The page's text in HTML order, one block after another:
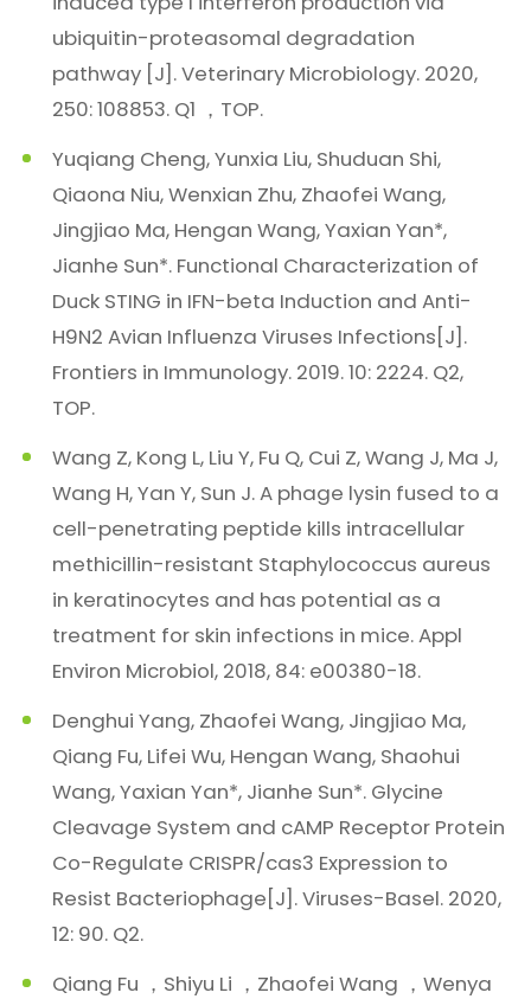
ubiquitin-proteasomal degradation
pathway [J]. Veterinary Microbiology. 2020,
250: 108853. Q1 ，TOP.
Yuqiang Cheng, Yunxia Liu, Shuduan Shi,
Qiaona Niu, Wenxian Zhu, Zhaofei Wang,
Jingjiao Ma, Hengan Wang, Yaxian Yan*,
Jianhe Sun*. Functional Characterization of
Duck STING in IFN-beta Induction and Anti-
H9N2 Avian Influenza Viruses Infections[J].
Frontiers in Immunology. 2019. 10: 2224. Q2,
TOP.
Wang Z, Kong L, Liu Y, Fu Q, Cui Z, Wang J, Ma J,
Wang H, Yan Y, Sun J. A phage lysin fused to a
cell-penetrating peptide kills intracellular
methicillin-resistant Staphylococcus aureus
in keratinocytes and has potential as a
treatment for skin infections in mice. Appl
Environ Microbiol, 2018, 84: e00380-18.
Denghui Yang, Zhaofei Wang, Jingjiao Ma,
Qiang Fu, Lifei Wu, Hengan Wang, Shaohui
Wang, Yaxian Yan*, Jianhe Sun*. Glycine
Cleavage System and cAMP Receptor Protein
Co-Regulate CRISPR/cas3 Expression to
Resist Bacteriophage[J]. Viruses-Basel. 2020,
12: 90. Q2.
Qiang Fu ，Shiyu Li ，Zhaofei Wang ，Wenya